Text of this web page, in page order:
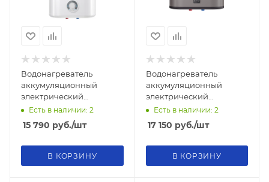
Водонагреватель
аккумуляционный
электрический
THERMEX Ceramik 50 V
Есть в наличии: 2
15 790 руб./шт
В КОРЗИНУ
Водонагреватель
аккумуляционный
электрический
THERMEX Liga 30 V (pro)
Есть в наличии: 2
17 150 руб./шт
В КОРЗИНУ